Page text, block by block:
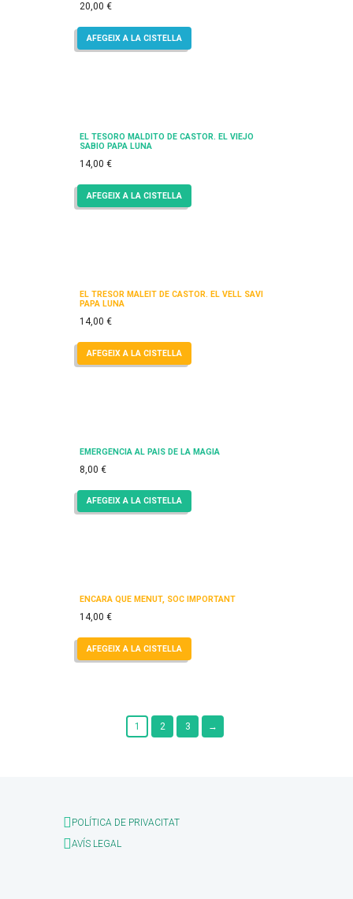
20,00 €
AFEGEIX A LA CISTELLA
EL TESORO MALDITO DE CASTOR. EL VIEJO
SABIO PAPA LUNA
14,00 €
AFEGEIX A LA CISTELLA
EL TRESOR MALEÏT DE CASTOR. EL VELL SAVI
PAPA LUNA
14,00 €
AFEGEIX A LA CISTELLA
EMERGÈNCIA AL PAÍS DE LA MÀGIA
8,00 €
AFEGEIX A LA CISTELLA
ENCARA QUE MENUT, SÓC IMPORTANT
14,00 €
AFEGEIX A LA CISTELLA
1 2 3 →
POLÍTICA DE PRIVACITAT
AVÍS LEGAL